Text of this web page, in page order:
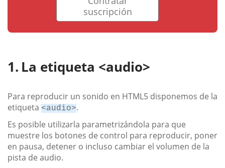
suscripción
La etiqueta <audio>
Para reproducir un sonido en HTML5 disponemos de la
etiqueta <audio>.
Es posible utilizarla parametrizándola para que
muestre los botones de control para reproducir, poner
en pausa, detener o incluso cambiar el volumen de la
pista de audio.